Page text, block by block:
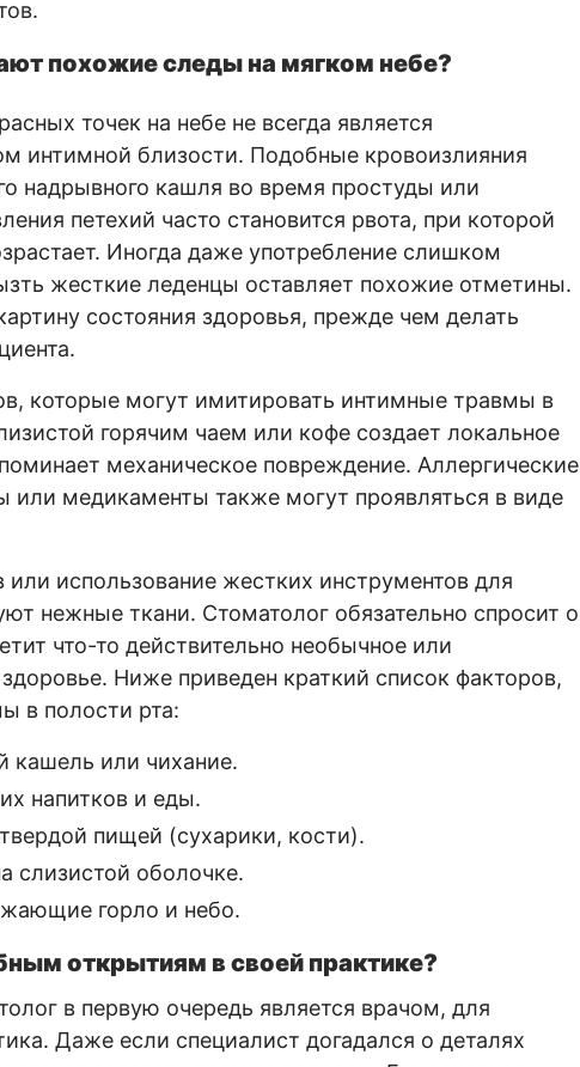
похожие следы на мягком небе?
точек на небе не всегда является
интимной близости. Подобные кровоизлияния
надрывного кашля во время простуды или
петехий часто становится рвота, при которой
Иногда даже употребление слишком
жесткие леденцы оставляет похожие отметины.
состояния здоровья, прежде чем делать
которые могут имитировать интимные травмы в
горячим чаем или кофе создает локальное
механическое повреждение. Аллергические
или медикаменты также могут проявляться в виде
использование жестких инструментов для
нежные ткани. Стоматолог обязательно спросит о
что-то действительно необычное или
Ниже приведен краткий список факторов,
в полости рта:
кашель или чихание.
напитков и еды.
пищей (сухарики, кости).
слизистой оболочке.
горло и небо.
открытиям в своей практике?
в первую очередь является врачом, для
Даже если специалист догадался о деталях